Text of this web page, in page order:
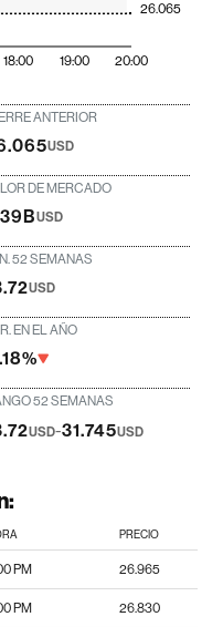
18:00 19:00 20:00
26.065
ANTERIOR
USD
DE MERCADO
USD
52 SEMANAS
USD
EN EL AÑO
52 SEMANAS
USD-31.745USD
PRECIO
PM 26.965
PM 26.830